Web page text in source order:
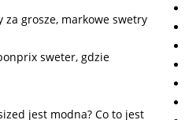
grosze, markowe swetry
sweter, gdzie
jest modna? Co to jest